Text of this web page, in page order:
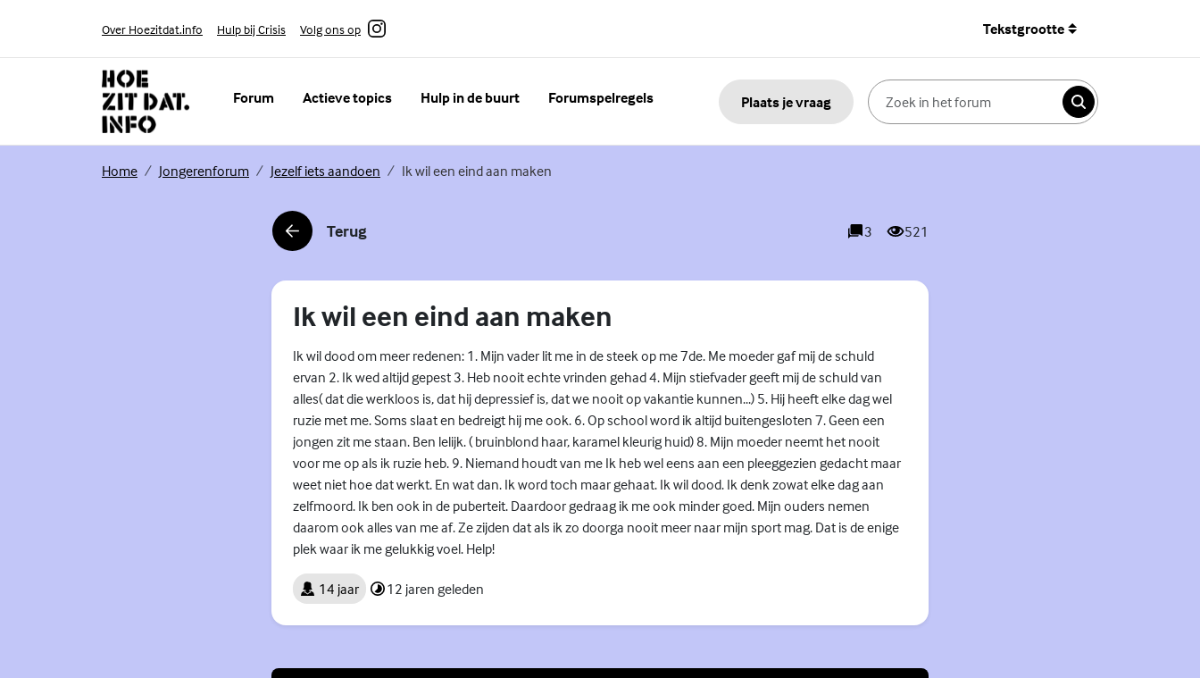
Over Hoezitdat.info Hulp bij Crisis Volg ons op
Instagram Tekstgrootte
Forum Actieve topics Hulp in de buurt Forumspelregels Plaats je vraag
Zoeken
Home(Externe link)
Jongerenforum(Externe link)
Jezelf iets aandoen (Externe link)
Ik wil een eind aan maken
Terug
(Externe link) 3
reacties
521
weergaves
Ik wil een eind aan maken
Ik wil dood om meer redenen: 1. Mijn vader lit me in de steek op me 7de. Me moeder gaf mij de schuld
ervan 2. Ik wed altijd gepest 3. Heb nooit echte vrinden gehad 4. Mijn stiefvader geeft mij de schuld van
alles( dat die werkloos is, dat hij depressief is, dat we nooit op vakantie kunnen...) 5. Hij heeft elke dag wel
ruzie met me. Soms slaat en bedreigt hij me ook. 6. Op school word ik altijd buitengesloten 7. Geen een
jongen zit me staan. Ben lelijk. ( bruinblond haar, karamel kleurig huid) 8. Mijn moeder neemt het nooit
voor me op als ik ruzie heb. 9. Niemand houdt van me Ik heb wel eens aan een pleeggezien gedacht maar
weet niet hoe dat werkt. En wat dan. Ik word toch maar gehaat. Ik wil dood. Ik denk zowat elke dag aan
zelfmoord. Ik ben ook in de puberteit. Daardoor gedraag ik me ook minder goed. Mijn ouders nemen
daarom ook alles van me af. Ze zijden dat als ik zo doorga nooit meer naar mijn sport mag. Dat is de enige
plek waar ik me gelukkig voel. Help!
14 jaar 12 jaren geleden